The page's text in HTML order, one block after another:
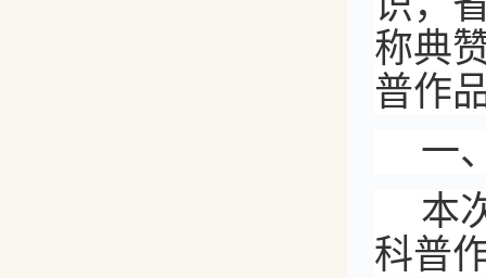
称典
普作
一
本
科普